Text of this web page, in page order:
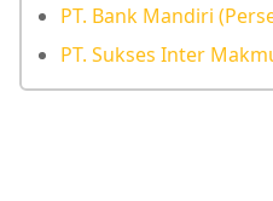
PT. Bank Mandiri
PT. Sukses Inter